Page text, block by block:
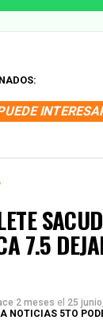
7.5
2 meses el 25
NOTICIAS 5TO